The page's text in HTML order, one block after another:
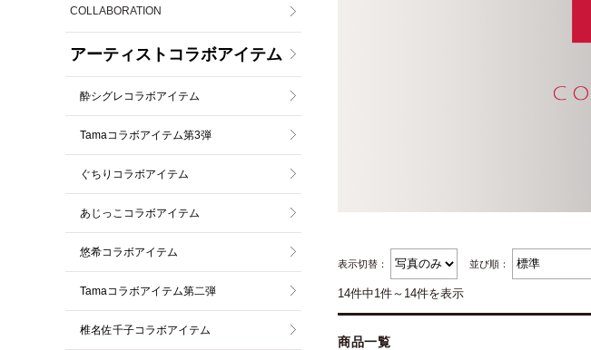
表示切替： 並び順：
14件中1件～14件を表示
商品一覧
COLLABORATION
アーティストコラボアイテム
酔シグレコラボアイテム
Tamaコラボアイテム第3弾
ぐちりコラボアイテム
あじっこコラボアイテム
悠希コラボアイテム
Tamaコラボアイテム第二弾
椎名佐千子コラボアイテム